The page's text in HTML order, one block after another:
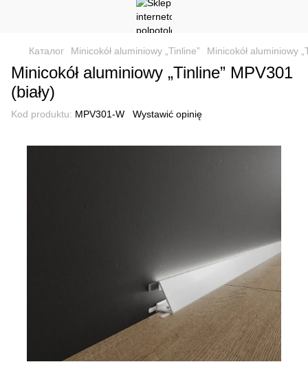
Каталог Minicokół aluminiowy „Tinline” Minicokół aluminiowy
Minicokół aluminiowy „Tinline” MPV301
(biały)
Kod produktu: MPV301-W Wystawić opinię